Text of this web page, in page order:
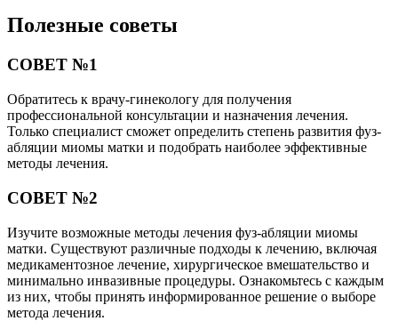
Полезные советы
СОВЕТ №1
Обратитесь к врачу-гинекологу для получения
профессиональной консультации и назначения лечения.
Только специалист сможет определить степень развития фуз-
абляции миомы матки и подобрать наиболее эффективные
методы лечения.
СОВЕТ №2
Изучите возможные методы лечения фуз-абляции миомы
матки. Существуют различные подходы к лечению, включая
медикаментозное лечение, хирургическое вмешательство и
минимально инвазивные процедуры. Ознакомьтесь с каждым
из них, чтобы принять информированное решение о выборе
метода лечения.